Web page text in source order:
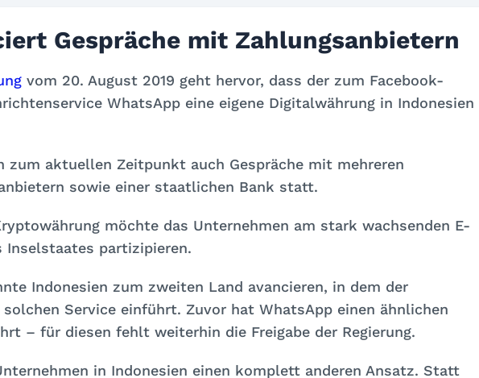
Gespräche mit Zahlungsanbietern
vom 20. August 2019 geht hervor, dass der zum Facebook-
WhatsApp eine eigene Digitalwährung in Indonesien
zum aktuellen Zeitpunkt auch Gespräche mit mehreren
sowie einer staatlichen Bank statt.
möchte das Unternehmen am stark wachsenden E-
Inselstaates partizipieren.
Indonesien zum zweiten Land avancieren, in dem der
Service einführt. Zuvor hat WhatsApp einen ähnlichen
– für diesen fehlt weiterhin die Freigabe der Regierung.
in Indonesien einen komplett anderen Ansatz. Statt